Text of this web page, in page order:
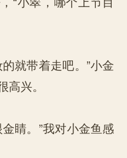
就带着走吧。”小金
兴。
睛。”我对小金鱼感